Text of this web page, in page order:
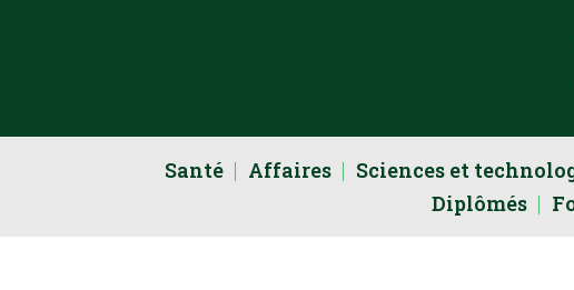
Santé Affaires Sciences et
Diplômés